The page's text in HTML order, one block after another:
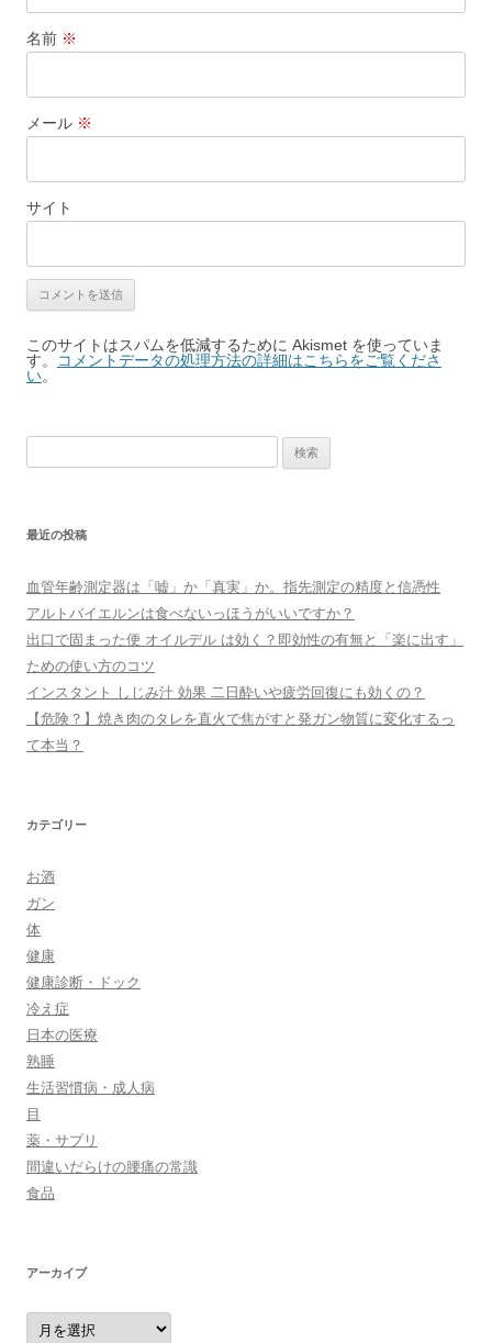
名前 ※
メール ※
サイト
このサイトはスパムを低減するために Akismet を使っていま
す。
コメントデータの処理方法の詳細はこちらをご覧くださ
い。
最近の投稿
血管年齢測定器は「嘘」か「真実」か。指先測定の精度と信憑性
アルトバイエルンは食べないっほうがいいですか？
出口で固まった便 オイルデル は効く？即効性の有無と「楽に出す」
ための使い方のコツ
インスタント しじみ汁 効果 二日酔いや疲労回復にも効くの？
【危険？】焼き肉のタレを直火で焦がすと発ガン物質に変化するっ
て本当？
カテゴリー
お酒
ガン
体
健康
健康診断・ドック
冷え症
日本の医療
熟睡
生活習慣病・成人病
目
薬・サプリ
間違いだらけの腰痛の常識
食品
アーカイブ
ア
ー